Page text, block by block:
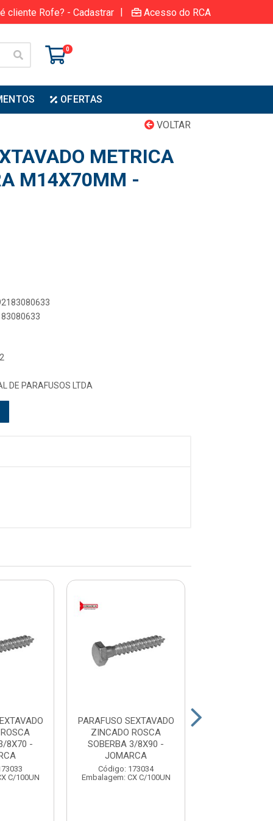
cliente Rofe? - Cadastrar | Acesso do RCA
0
OFERTAS
VOLTAR
METRICA
M14X70MM -
DE PARAFUSOS LTDA
8X70 -
C/100UN
PARAFUSO SEXTAVADO
ZINCADO ROSCA
SOBERBA 3/8X90 -
JOMARCA
Código: 173034
Embalagem: CX C/100UN